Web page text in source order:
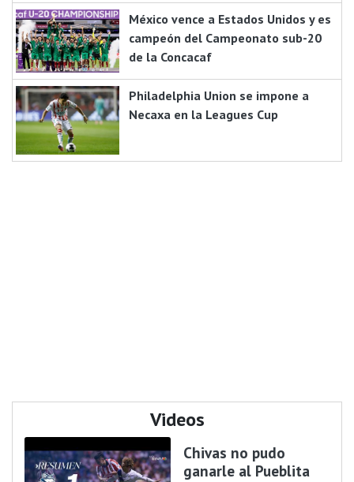
México vence a Estados Unidos y es
campeón del Campeonato sub-20
de la Concacaf
Philadelphia Union se impone a
Necaxa en la Leagues Cup
Videos
Chivas no pudo
ganarle al Pueblita